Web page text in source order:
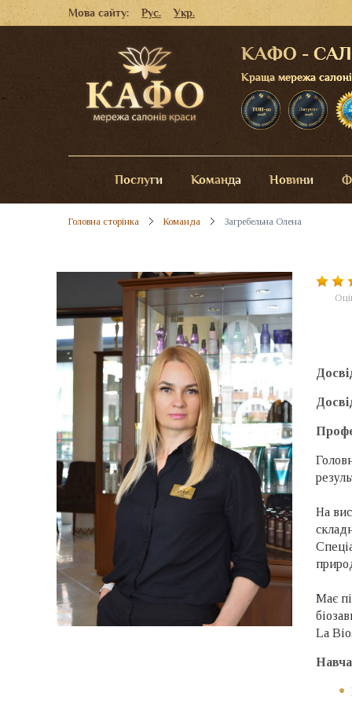
Мова сайту: Рус. Укр.
КАФО -
Краща мережа
Послуги Команда Новини
Головна сторінка Команда Загребельна Олена
На
Має
La